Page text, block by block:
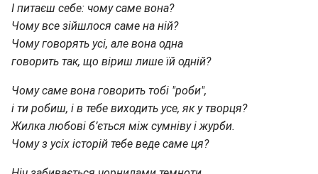
І питаєш себе: чому саме вона?
Чому все зійшлося саме на ній?
Чому говорять усі, але вона одна
говорить так, що віриш лише їй одній?
Чому саме вона говорить тобі "роби",
і ти робиш, і в тебе виходить усе, як у творця?
Жилка любові б’ється між сумніву і журби.
Чому з усіх історій тебе веде саме ця?